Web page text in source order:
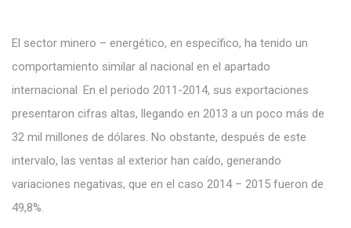
El sector minero – energético, en específico, ha tenido un
comportamiento similar al nacional en el apartado
internacional. En el periodo 2011-2014, sus exportaciones
presentaron cifras altas, llegando en 2013 a un poco más de
32 mil millones de dólares. No obstante, después de este
intervalo, las ventas al exterior han caído, generando
variaciones negativas, que en el caso 2014 – 2015 fueron de
49,8%.